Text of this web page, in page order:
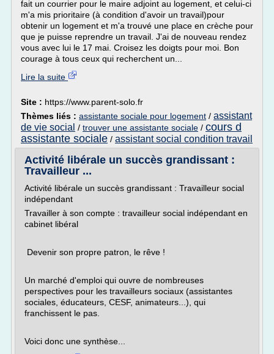
fait un courrier pour le maire adjoint au logement, et celui-ci
m'a mis prioritaire (à condition d'avoir un travail)pour
obtenir un logement et m'a trouvé une place en crèche pour
que je puisse reprendre un travail. J'ai de nouveau rendez
vous avec lui le 17 mai. Croisez les doigts pour moi. Bon
courage à tous ceux qui recherchent un...
Lire la suite
Site : https://www.parent-solo.fr
Thèmes liés : assistante sociale pour logement / assistant
de vie social / trouver une assistante sociale / cours d
assistante sociale / assistant social condition travail
Activité libérale un succès grandissant :
Travailleur ...
Activité libérale un succès grandissant : Travailleur social
indépendant
Travailler à son compte : travailleur social indépendant en
cabinet libéral
Devenir son propre patron, le rêve !
Un marché d'emploi qui ouvre de nombreuses
perspectives pour les travailleurs sociaux (assistantes
sociales, éducateurs, CESF, animateurs...), qui
franchissent le pas.
Voici donc une synthèse...